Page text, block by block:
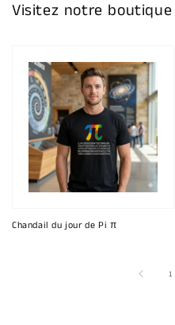
Visitez notre boutique
Chandail du jour de Pi π
1